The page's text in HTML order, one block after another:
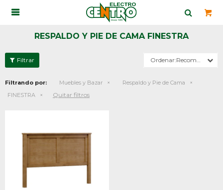

RESPALDO Y PIE DE CAMA FINESTRA
Recomendados
Filtrando por: Muebles y Bazar
Respaldo y Pie de Cama
FINESTRA
Quitar filtros